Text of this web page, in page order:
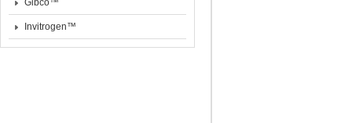
Gibco™
Invitrogen™